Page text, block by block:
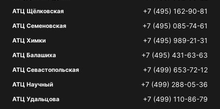
АТЦ Щёлковская +7 (495) 162-90-81
АТЦ Семеновская +7 (495) 085-74-61
АТЦ Химки +7 (495) 989-21-31
АТЦ Балашиха +7 (495) 431-63-63
АТЦ Севастопольская +7 (499) 653-72-12
АТЦ Научный +7 (499) 288-05-36
АТЦ Удальцова +7 (499) 110-86-79